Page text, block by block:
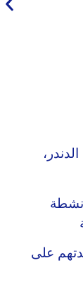
على